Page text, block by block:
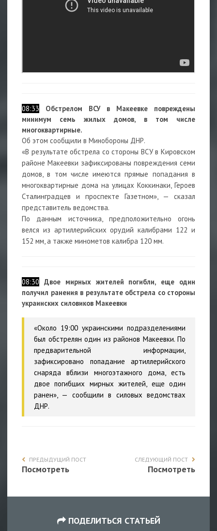
08:33
Обстрелом ВСУ в Макеевке повреждены
минимум семь жилых домов, в том числе
многоквартирные.
Об этом сообщили в Минобороны ДНР.
«В результате обстрела со стороны ВСУ в Кировском
районе Макеевки зафиксированы повреждения семи
домов, в том числе имеются прямые попадания в
многоквартирные дома на улицах Коккинаки, Героев
Сталинградцев и проспекте Газетном», — сказал
представитель ведомства.
По данным источника, предположительно огонь
велся из артиллерийских орудий калибрами 122 и
152 мм, а также минометов калибра 120 мм.
08:30 Двое мирных жителей погибли, еще один
получил ранения в результате обстрела со стороны
украинских силовиков Макеевки
«Около 19:00 украинскими подразделениями
был обстрелян один из районов Макеевки. По
предварительной информации,
зафиксировано попадание артиллерийского
снаряда вблизи многоэтажного дома, есть
двое погибших мирных жителей, еще один
ранен», — сообщили в силовых ведомствах
ДНР.
ПРЕДЫДУЩИЙ ПОСТ
Посмотреть
СЛЕДУЮЩИЙ ПОСТ
Посмотреть
ПОДЕЛИТЬСЯ СТАТЬЕЙ